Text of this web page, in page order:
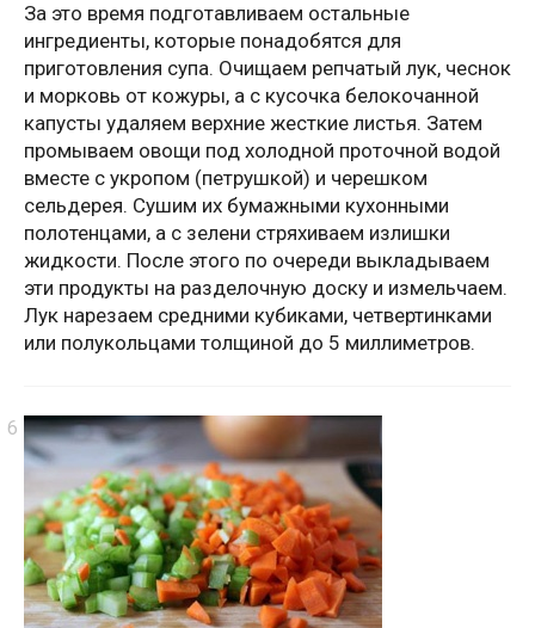
За это время подготавливаем остальные
ингредиенты, которые понадобятся для
приготовления супа. Очищаем репчатый лук, чеснок
и морковь от кожуры, а с кусочка белокочанной
капусты удаляем верхние жесткие листья. Затем
промываем овощи под холодной проточной водой
вместе с укропом (петрушкой) и черешком
сельдерея. Сушим их бумажными кухонными
полотенцами, а с зелени стряхиваем излишки
жидкости. После этого по очереди выкладываем
эти продукты на разделочную доску и измельчаем.
Лук нарезаем средними кубиками, четвертинками
или полукольцами толщиной до 5 миллиметров.